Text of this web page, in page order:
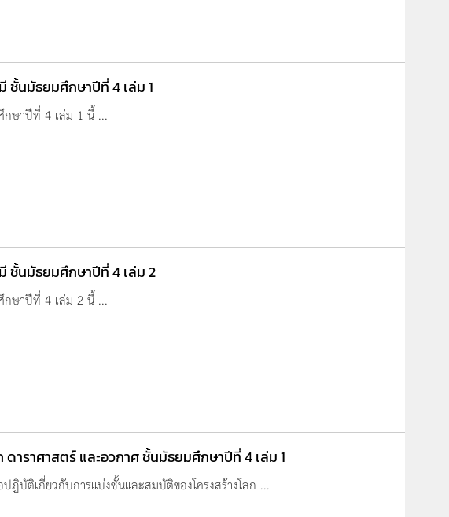
ชั้นมัธยมศึกษาปีที่ 4 เล่ม 1
กษาปีที่ 4 เล่ม 1 นี้ ...
ชั้นมัธยมศึกษาปีที่ 4 เล่ม 2
กษาปีที่ 4 เล่ม 2 นี้ ...
าราศาสตร์ และอวกาศ ชั้นมัธยมศึกษาปีที่ 4 เล่ม 1
ฏิบัติเกี่ยวกับการแบ่งชั้นและสมบัติของโครงสร้างโลก ...